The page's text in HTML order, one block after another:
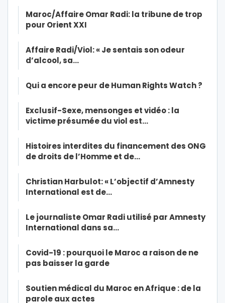
Maroc/Affaire Omar Radi: la tribune de trop
pour Orient XXI
Affaire Radi/Viol: « Je sentais son odeur
d’alcool, sa…
Qui a encore peur de Human Rights Watch ?
Exclusif-Sexe, mensonges et vidéo : la
victime présumée du viol est…
Histoires interdites du financement des ONG
de droits de l’Homme et de…
Christian Harbulot: « L’objectif d’Amnesty
International est de…
Le journaliste Omar Radi utilisé par Amnesty
International dans sa…
Covid-19 : pourquoi le Maroc a raison de ne
pas baisser la garde
Soutien médical du Maroc en Afrique : de la
parole aux actes